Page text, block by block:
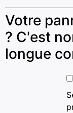
Votre
? C'est
longue